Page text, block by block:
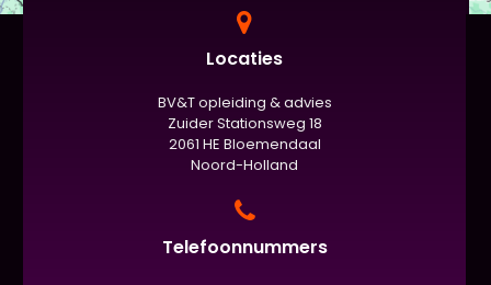
Locaties
BV&T opleiding & advies
Zuider Stationsweg 18
2061 HE Bloemendaal
Noord-Holland
Telefoonnummers